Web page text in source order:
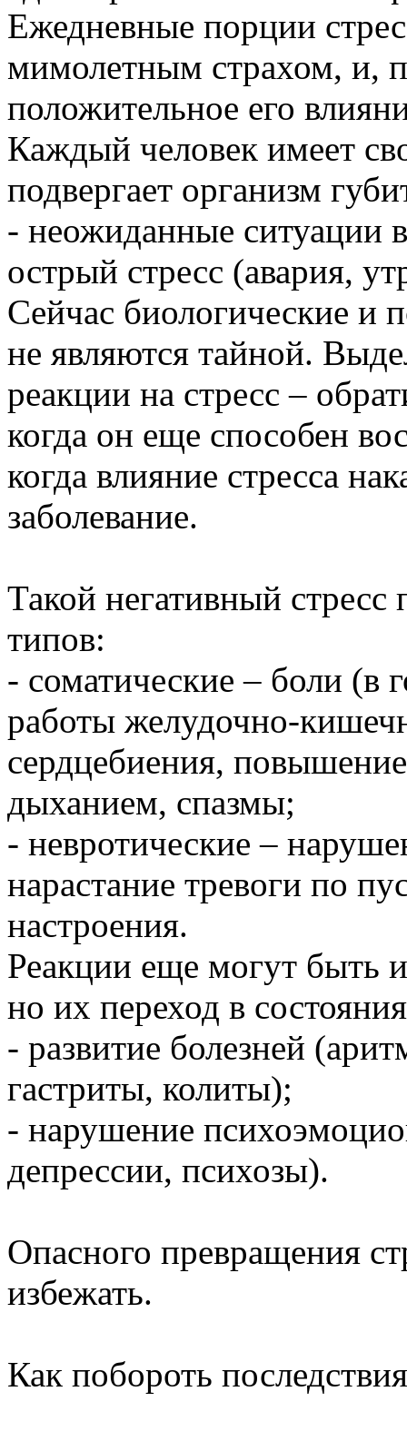
Ежедневные порции
мимолетным страхом, и,
положительное его
Каждый человек имеет
подвергает организм
- неожиданные ситуации
острый стресс (авария,
Сейчас биологические и
не являются тайной.
реакции на стресс –
когда он еще способен
когда влияние стресса
заболевание.
Такой негативный
типов:
- соматические – боли (в
работы желудочно-
сердцебиения,
дыханием, спазмы;
- невротические –
нарастание тревоги по
настроения.
Реакции еще могут быть
но их переход в
- развитие болезней
гастриты, колиты);
- нарушение
депрессии, психозы).
Опасного превращения
избежать.
Как побороть